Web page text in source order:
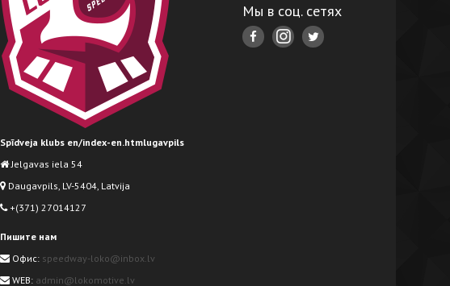
Spīdveja klubs en/index-en.htmlugavpils
Jelgavas iela 54
Daugavpils, LV-5404, Latvija
+(371) 27014127
Пишите нам
Офис: speedway-loko@inbox.lv
WEB: admin@lokomotive.lv
Мы в соц. сетях